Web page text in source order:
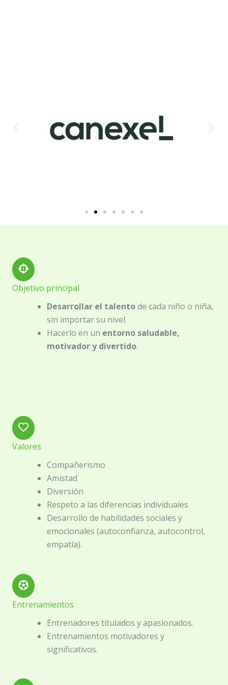
Objetivo principal
Desarrollar el talentode cada niño o niña,
sin importar su nivel.
Hacerlo en un entorno saludable,
motivador y divertido.
Valores
Compañerismo
Amistad
Diversión
Respeto a las diferencias individuales
Desarrollo de habilidades sociales y
emocionales (autoconfianza, autocontrol,
empatía).
Entrenamientos
Entrenadores titulados y apasionados.
Entrenamientos motivadores y
significativos.